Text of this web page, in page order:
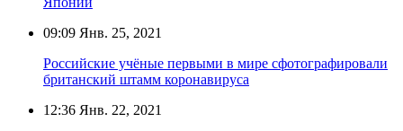
09:09 Янв. 25, 2021
Российские учёные первыми в мире сфотографировали
британский штамм коронавируса
12:36 Янв. 22, 2021